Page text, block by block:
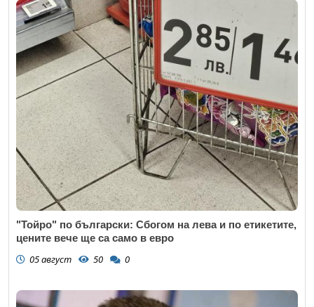
"Тойро" по български: Сбогом на лева и по етикетите,
цените вече ще са само в евро
05 август 50 0